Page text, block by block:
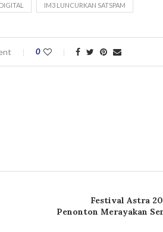
IM3 LUNCURKAN SATSPAM
0
Festival Astra
Penonton Merayakan